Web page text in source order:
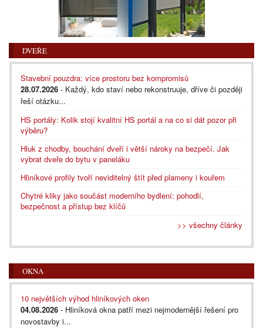
DVEŘE
Stavební pouzdra: více prostoru bez kompromisů
28.07.2026 - Každý, kdo staví nebo rekonstruuje, dříve či později
řeší otázku...
HS portály: Kolik stojí kvalitní HS portál a na co si dát pozor při
výběru?
Hluk z chodby, bouchání dveří i větší nároky na bezpečí. Jak
vybrat dveře do bytu v paneláku
Hliníkové profily tvoří neviditelný štít před plameny i kouřem
Chytré kliky jako součást moderního bydlení: pohodlí,
bezpečnost a přístup bez klíčů
>> všechny články
OKNA
10 největších výhod hliníkových oken
04.08.2026 - Hliníková okna patří mezi nejmodernější řešení pro
novostavby i...